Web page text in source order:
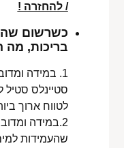
/ להחזרה !
כשרשום
בריכות, מה
1. במידה
סטיינלס סטיל
לטווח ארוך
2.במידה
שהעמידות